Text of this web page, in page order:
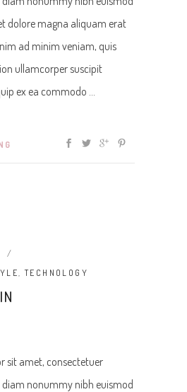
dolore magna aliquam erat
ad minim veniam, quis
ullamcorper suscipit
ex ea commodo
,TECHNOLOGY
sit amet, consectetuer
diam nonummy nibh euismod